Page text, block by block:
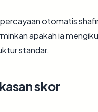
otomatis
apakah ia
standar.
skor